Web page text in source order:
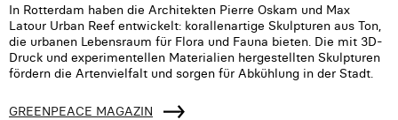
In Rotterdam haben die Architekten Pierre Oskam und Max
Latour Urban Reef entwickelt: korallenartige Skulpturen aus Ton,
die urbanen Lebensraum für Flora und Fauna bieten. Die mit 3D-
Druck und experimentellen Materialien hergestellten Skulpturen
fördern die Artenvielfalt und sorgen für Abkühlung in der Stadt.
GREENPEACE MAGAZIN